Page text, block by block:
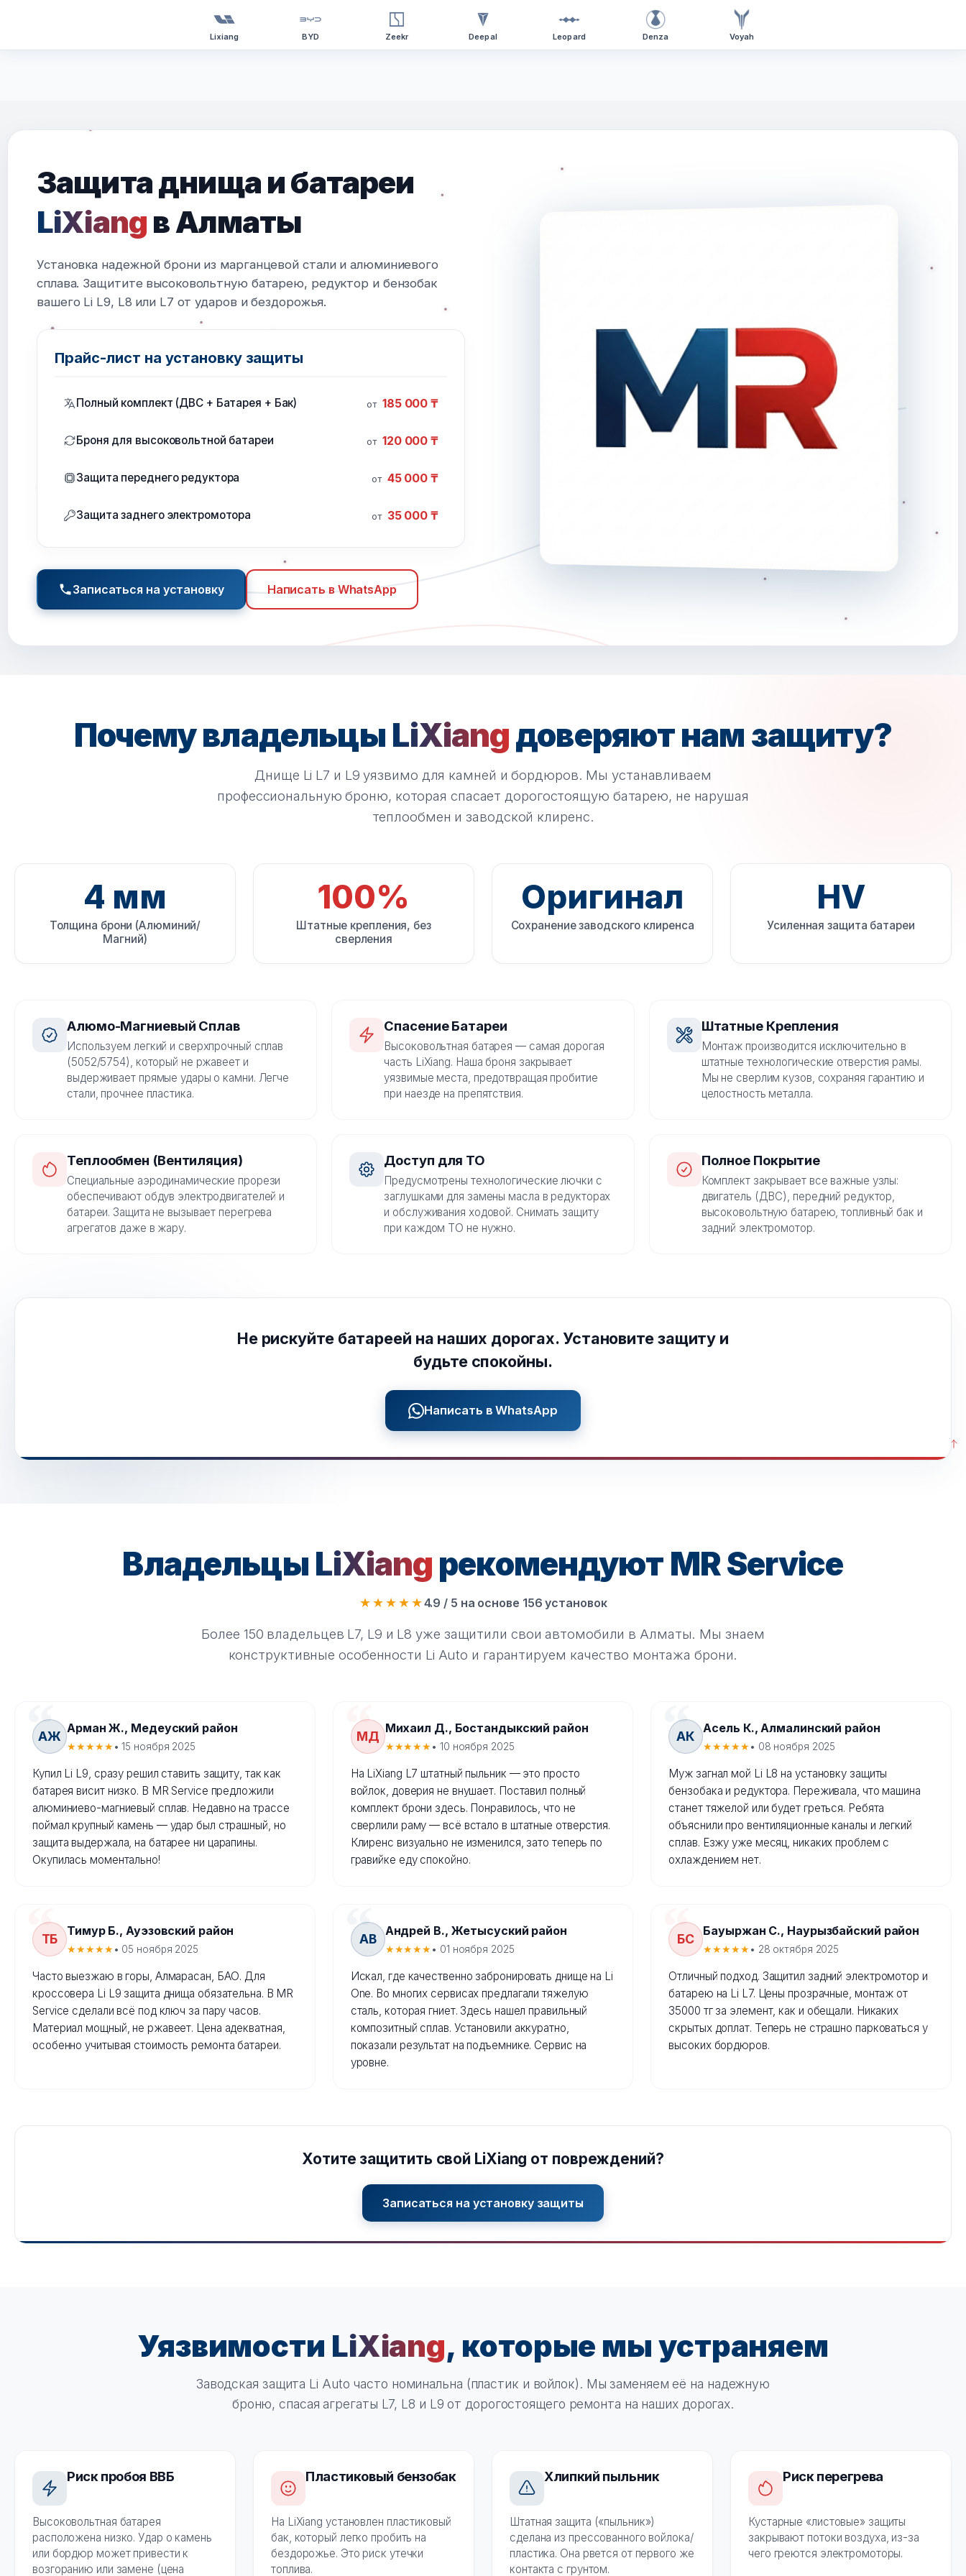
Защита днища и батареи
LiXiangв Алматы
Установка надежной брони из марганцевой стали и алюминиевого
сплава. Защитите высоковольтную батарею, редуктор и бензобак
вашего Li L9, L8 или L7 от ударов и бездорожья.
Прайс-лист на установку защиты
Полный комплект (ДВС + Батарея + Бак) от 185 000 ₸
Броня для высоковольтной батареи от 120 000 ₸
Защита переднего редуктора от 45 000 ₸
Защита заднего электромотора от 35 000 ₸
Записаться на установку Написать в WhatsApp
Lixiang BYD Zeekr Deepal Leopard Denza Voyah
Почему владельцы LiXiangдоверяют нам защиту?
Днище Li L7 и L9 уязвимо для камней и бордюров. Мы устанавливаем
профессиональную броню, которая спасает дорогостоящую батарею, не нарушая
теплообмен и заводской клиренс.
4 мм
Толщина брони (Алюминий/
Магний)
100%
Штатные крепления, без
сверления
Оригинал
Сохранение заводского клиренса
HV
Усиленная защита батареи
Алюмо-Магниевый Сплав
Используем легкий и сверхпрочный сплав
(5052/5754), который не ржавеет и
выдерживает прямые удары о камни. Легче
стали, прочнее пластика.
Спасение Батареи
Высоковольтная батарея — самая дорогая
часть LiXiang. Наша броня закрывает
уязвимые места, предотвращая пробитие
при наезде на препятствия.
Штатные Крепления
Монтаж производится исключительно в
штатные технологические отверстия рамы.
Мы не сверлим кузов, сохраняя гарантию и
целостность металла.
Теплообмен (Вентиляция)
Специальные аэродинамические прорези
обеспечивают обдув электродвигателей и
батареи. Защита не вызывает перегрева
агрегатов даже в жару.
Доступ для ТО
Предусмотрены технологические лючки с
заглушками для замены масла в редукторах
и обслуживания ходовой. Снимать защиту
при каждом ТО не нужно.
Полное Покрытие
Комплект закрывает все важные узлы:
двигатель (ДВС), передний редуктор,
высоковольтную батарею, топливный бак и
задний электромотор.
Не рискуйте батареей на наших дорогах. Установите защиту и
будьте спокойны.
Написать в WhatsApp
Владельцы LiXiang рекомендуют MR Service
★★★★★4.9 / 5 на основе 156 установок
Более 150 владельцев L7, L9 и L8 уже защитили свои автомобили в Алматы. Мы знаем
конструктивные особенности Li Auto и гарантируем качество монтажа брони.
АЖ
Арман Ж., Медеуский район
★★★★★• 15 ноября 2025
Купил Li L9, сразу решил ставить защиту, так как
батарея висит низко. В MR Service предложили
алюминиево-магниевый сплав. Недавно на трассе
поймал крупный камень — удар был страшный, но
защита выдержала, на батарее ни царапины.
Окупилась моментально!
МД
Михаил Д., Бостандыкский район
★★★★★• 10 ноября 2025
На LiXiang L7 штатный пыльник — это просто
войлок, доверия не внушает. Поставил полный
комплект брони здесь. Понравилось, что не
сверлили раму — всё встало в штатные отверстия.
Клиренс визуально не изменился, зато теперь по
гравийке еду спокойно.
АК
Асель К., Алмалинский район
★★★★★• 08 ноября 2025
Муж загнал мой Li L8 на установку защиты
бензобака и редуктора. Переживала, что машина
станет тяжелой или будет греться. Ребята
объяснили про вентиляционные каналы и легкий
сплав. Езжу уже месяц, никаких проблем с
охлаждением нет.
ТБ
Тимур Б., Ауэзовский район
★★★★★• 05 ноября 2025
Часто выезжаю в горы, Алмарасан, БАО. Для
кроссовера Li L9 защита днища обязательна. В MR
Service сделали всё под ключ за пару часов.
Материал мощный, не ржавеет. Цена адекватная,
особенно учитывая стоимость ремонта батареи.
АВ
Андрей В., Жетысуский район
★★★★★• 01 ноября 2025
Искал, где качественно забронировать днище на Li
One. Во многих сервисах предлагали тяжелую
сталь, которая гниет. Здесь нашел правильный
композитный сплав. Установили аккуратно,
показали результат на подъемнике. Сервис на
уровне.
БС
Бауыржан С., Наурызбайский район
★★★★★• 28 октября 2025
Отличный подход. Защитил задний электромотор и
батарею на Li L7. Цены прозрачные, монтаж от
35000 тг за элемент, как и обещали. Никаких
скрытых доплат. Теперь не страшно парковаться у
высоких бордюров.
Хотите защитить свой LiXiang от повреждений?
Записаться на установку защиты
Уязвимости LiXiang, которые мы устраняем
Заводская защита Li Auto часто номинальна (пластик и войлок). Мы заменяем её на надежную
броню, спасая агрегаты L7, L8 и L9 от дорогостоящего ремонта на наших дорогах.
Риск пробоя ВВБ
Высоковольтная батарея
расположена низко. Удар о камень
или бордюр может привести к
возгоранию или замене (цена
Пластиковый бензобак
На LiXiang установлен пластиковый
бак, который легко пробить на
бездорожье. Это риск утечки
топлива.
Хлипкий пыльник
Штатная защита («пыльник»)
сделана из прессованного войлока/
пластика. Она рвется от первого же
контакта с грунтом.
Риск перегрева
Кустарные «листовые» защиты
закрывают потоки воздуха, из-за
чего греются электромоторы.